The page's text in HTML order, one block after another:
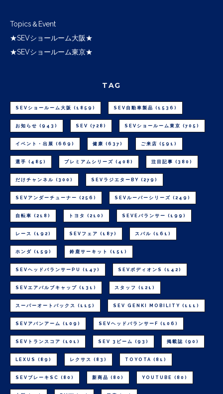
Topics＆Event
★SEVショールーム大阪★
★SEVショールーム東京★
TAG
SEVショールーム大阪 (1859) SEV自動車製品 (1536)
お知らせ (943) SEV (728) SEVショールーム東京 (705)
イベント・出展 (669) 健康 (637) ご来店 (591)
選手 (485) プレミアムシリーズ (408) 注目記事 (380)
だけチャンネル (300) SEVラジエターBY (279)
SEVアンダーチューナー (256) SEVルーパーシリーズ (249)
自転車 (218) トヨタ (210) SEVEバランサー (199)
レース (192) SEVフェア (187) スバル (161)
ホンダ (159) 鈴鹿サーキット (151)
SEVヘッドバランサーPU (147) SEVボディオンS (142)
SEVエアバルブキャップ (131) スタッフ (121)
スーパーオートバックス (115) SEV GENKI MOBILITY (111)
SEVアバンアーム (109) SEVヘッドバランサーF (106)
SEVトランスコア (101) SEV 3ビーム (93) 掲載誌 (90)
LEXUS (89) レクサス (83) TOYOTA (81)
SEVブレーキSC (80) 新商品 (80) YOUTUBE (80)